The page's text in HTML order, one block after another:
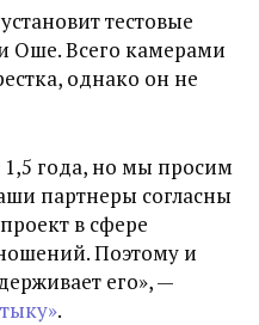
тестовые
Оше. Всего камерами
однако он не
1,5 года, но мы просим
партнеры согласны
в сфере
Поэтому и
его», —
.